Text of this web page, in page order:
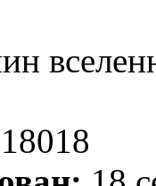
18018